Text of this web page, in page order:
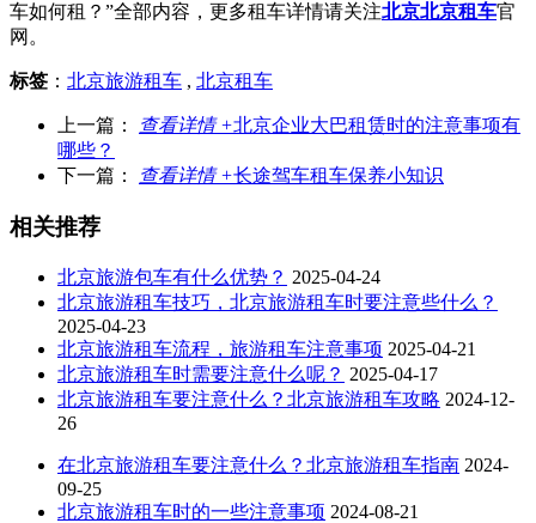
车如何租？”全部内容，更多租车详情请关注北京北京租车官
网。
标签 ： 北京旅游租车 , 北京租车
上一篇： 查看详情 +北京企业大巴租赁时的注意事项有
哪些？
下一篇：
查看详情 +长途驾车租车保养小知识
相关推荐
北京旅游包车有什么优势？ 2025-04-24
北京旅游租车技巧，北京旅游租车时要注意些什么？
2025-04-23
北京旅游租车流程，旅游租车注意事项 2025-04-21
北京旅游租车时需要注意什么呢？ 2025-04-17
北京旅游租车要注意什么？北京旅游租车攻略 2024-12-
26
在北京旅游租车要注意什么？北京旅游租车指南 2024-
09-25
北京旅游租车时的一些注意事项 2024-08-21